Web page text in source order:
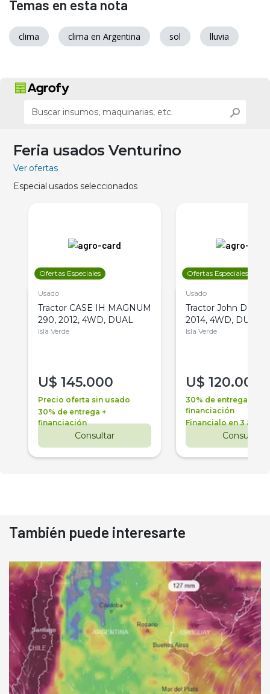
Temas en esta nota
clima clima en Argentina sol lluvia
Feria usados Venturino
Ver ofertas
Especial usados seleccionados
Ofertas Especiales
Usado
Tractor CASE IH MAGNUM
290, 2012, 4WD, DUAL
Isla Verde
U$ 145.000
Precio oferta sin usado
30% de entrega +
financiación
Consultar
Ofertas Especiales
Usado
Tractor John Deere
2014, 4WD, DUAL
Isla Verde
U$ 120.000
30% de entrega +
financiación
Financialo en 3 años
Consultar
También puede interesarte